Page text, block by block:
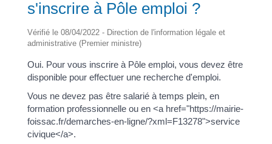
s'inscrire à Pôle emploi ?
Vérifié le 08/04/2022 - Direction de l'information légale et
administrative (Premier ministre)
Oui. Pour vous inscrire à Pôle emploi, vous devez être
disponible pour effectuer une recherche d'emploi.
Vous ne devez pas être salarié à temps plein, en
formation professionnelle ou en <a href="https://mairie-
foissac.fr/demarches-en-ligne/?xml=F13278">service
civique</a>.